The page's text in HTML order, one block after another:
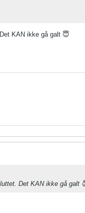
KAN ikke gå galt 😇
Det KAN ikke gå galt